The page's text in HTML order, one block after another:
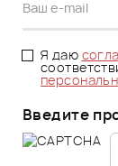
Я даю
Введите